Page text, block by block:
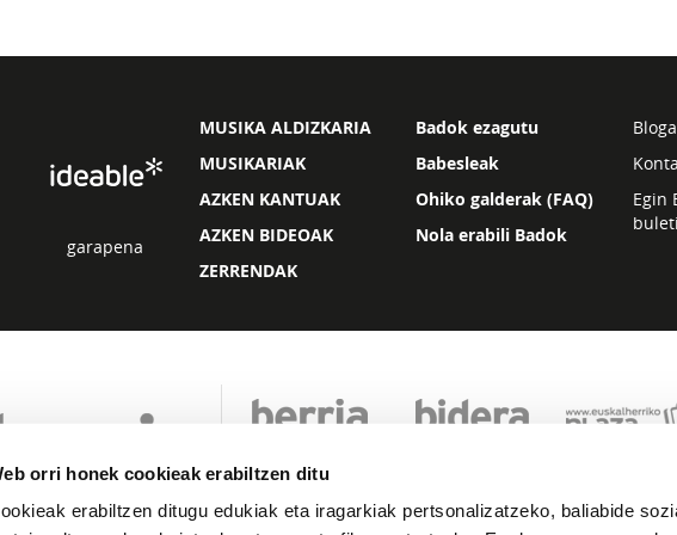
orri honek cookieak erabiltzen ditu
erabiltzen ditugu edukiak eta iragarkiak pertsonalizatzeko, baliabide
garapena
MUSIKA ALDIZKARIA
MUSIKARIAK
AZKEN KANTUAK
AZKEN BIDEOAK
ZERRENDAK
Badok ezagutu
Babesleak
Ohiko galderak (FAQ)
Nola erabili Badok
Bloga
Egin